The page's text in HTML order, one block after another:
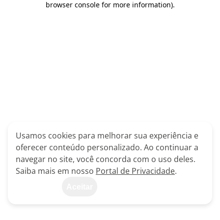
browser console for more information).
Usamos cookies para melhorar sua experiência e
oferecer conteúdo personalizado. Ao continuar a
navegar no site, você concorda com o uso deles.
Saiba mais em nosso Portal de Privacidade.